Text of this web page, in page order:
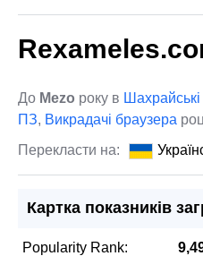
До Mezo року в
ПЗ, Викрадачі браузера
Перекласти на:
Картка показників
Popularity Rank: